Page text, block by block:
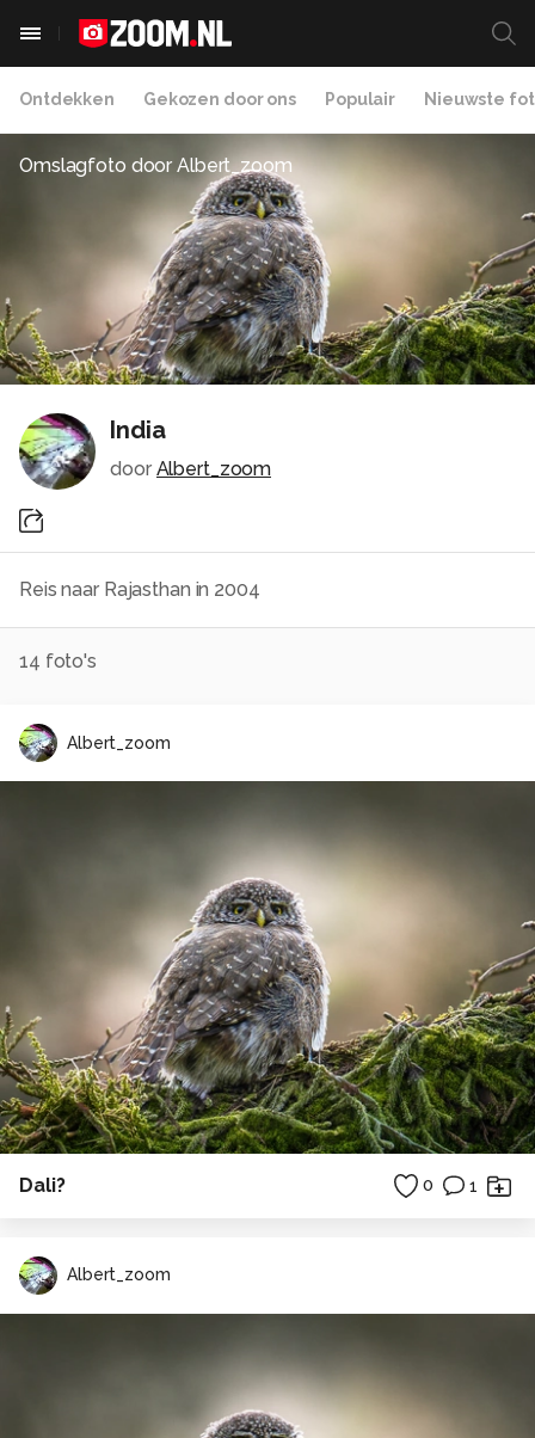
Ontdekken Gekozen door ons Populair Nieuwste
Omslagfoto doorAlbert_zoom
India
door Albert_zoom
Reis naar Rajasthan in 2004
14 foto's
Albert_zoom
Dali? 0 1
Albert_zoom